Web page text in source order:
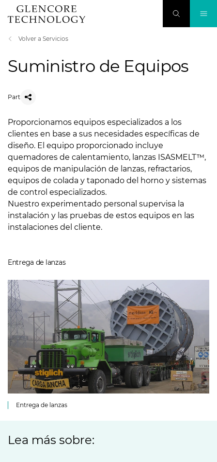
Volver a Servicios
Suministro de Equipos
Part
Proporcionamos equipos especializados a los
clientes en base a sus necesidades específicas de
diseño. El equipo proporcionado incluye
quemadores de calentamiento, lanzas ISASMELT™,
equipos de manipulación de lanzas, refractarios,
equipos de colada y taponado del horno y sistemas
de control especializados.
Nuestro experimentado personal supervisa la
instalación y las pruebas de estos equipos en las
instalaciones del cliente.
Entrega de lanzas
Entrega de lanzas
Lea más sobre: